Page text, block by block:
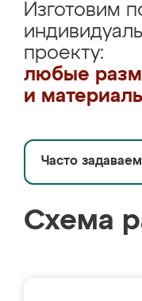
Изготовим
проекту:
любые
и
Часто
Схема